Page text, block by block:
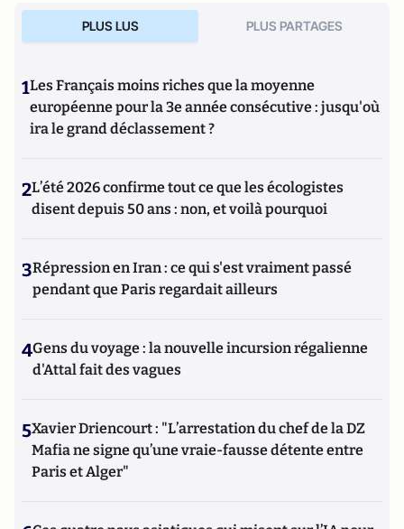
PLUS LUS PLUS PARTAGES
1Les Français moins riches que la moyenne
européenne pour la 3e année consécutive : jusqu'où
ira le grand déclassement ?
2L’été 2026 confirme tout ce que les écologistes
disent depuis 50 ans : non, et voilà pourquoi
3Répression en Iran : ce qui s'est vraiment passé
pendant que Paris regardait ailleurs
4Gens du voyage : la nouvelle incursion régalienne
d'Attal fait des vagues
5Xavier Driencourt : "L’arrestation du chef de la DZ
Mafia ne signe qu’une vraie-fausse détente entre
Paris et Alger"